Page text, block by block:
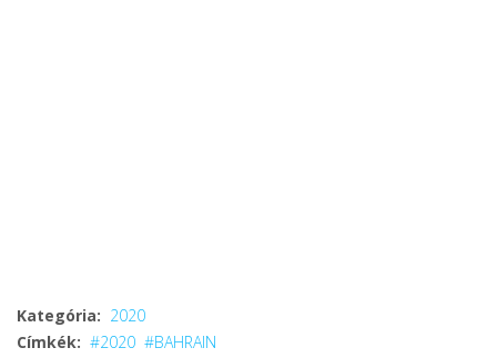
Kategória: 2020
Címkék:
2020 BAHRAIN